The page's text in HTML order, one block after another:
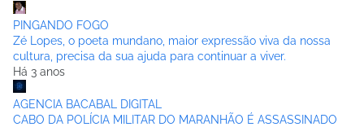
PINGANDO FOGO
Zé Lopes, o poeta mundano, maior expressão viva da nossa
cultura, precisa da sua ajuda para continuar a viver.
Há 3 anos
AGENCIA BACABAL DIGITAL
CABO DA POLÍCIA MILITAR DO MARANHÃO É ASSASSINADO